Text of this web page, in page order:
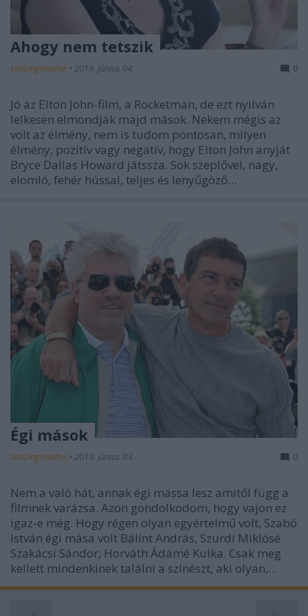
Ahogy nem tetszik
stolzingimalter • 2019. június 04. 0
Jó az Elton John-film, a Rocketman, de ezt nyilván
lelkesen elmondják majd mások. Nekem mégis az
volt az élmény, nem is tudom pontosan, milyen
élmény, pozitív vagy negatív, hogy Elton John anyját
Bryce Dallas Howard játssza. Sok szeplővel, nagy,
elomló, fehér hússal, teljes és lenyűgöző…
Égi mások
stolzingimalter • 2019. június 03. 0
Nem a való hát, annak égi mássa lesz amitől függ a
filmnek varázsa. Azon gondolkodom, hogy vajon ez
igaz-e még. Hogy régen olyan egyértelmű volt, Szabó
István égi mása volt Bálint András, Szurdi Miklósé
Szakácsi Sándor, Horváth Ádámé Kulka. Csak meg
kellett mindenkinek találni a színészt, aki olyan,…